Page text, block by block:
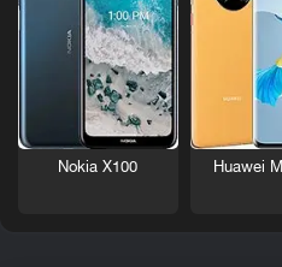
Huawei
Nokia X100